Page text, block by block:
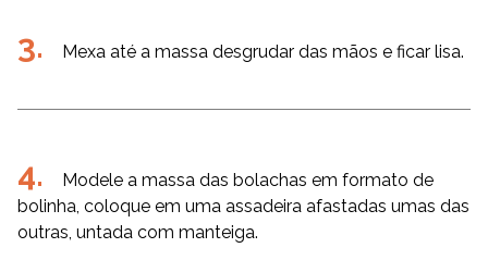
Mexa até a massa desgrudar das mãos e ficar lisa.
Modele a massa das bolachas em formato de
bolinha, coloque em uma assadeira afastadas umas das
outras, untada com manteiga.